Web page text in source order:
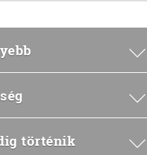
történik